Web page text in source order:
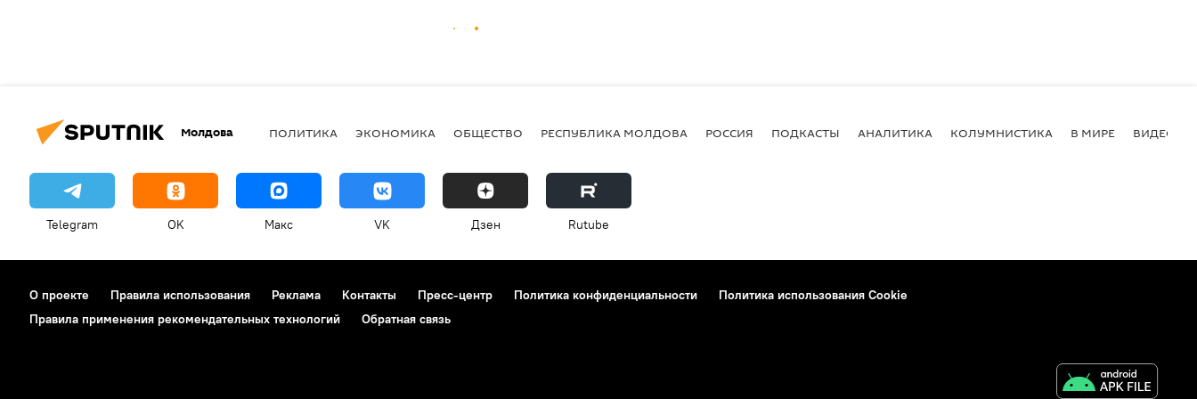
Молдова ПОЛИТИКА ЭКОНОМИКА ОБЩЕСТВО РЕСПУБЛИКА МОЛДОВА РОССИЯ ПОДКАСТЫ АНАЛИТИКА КОЛУМНИСТИКА В МИРЕ ВИДЕО
Telegram OK Макс VK Дзен Rutube
О проекте Правила использования Реклама Контакты Пресс-центр Политика конфиденциальности
Политика использования Cookie
Правила применения рекомендательных технологий
Обратная связь